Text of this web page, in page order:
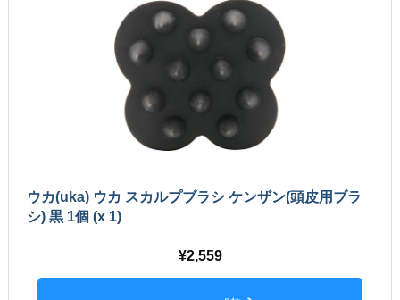
ウカ(uka) ウカ スカルプブラシ ケンザン(頭皮用ブラ
シ) 黒 1個 (x 1)
2,559